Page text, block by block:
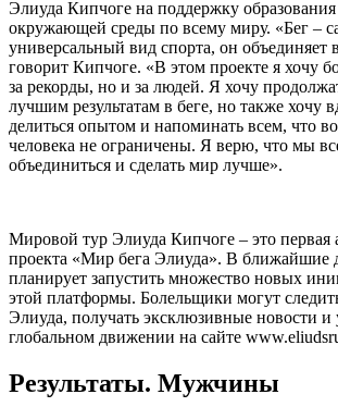
Элиуда Кипчоге на поддержку
окружающей среды по всему миру. «Бег –
универсальный вид спорта, он объединяет
говорит Кипчоге. «В этом проекте я хочу
за рекорды, но и за людей. Я хочу
лучшим результатам в беге, но также хочу
делиться опытом и напоминать всем, что
человека не ограничены. Я верю, что мы
объединиться и сделать мир лучше».
Мировой тур Элиуда Кипчоге – это первая
проекта «Мир бега Элиуда». В ближайшие
планирует запустить множество новых
этой платформы. Болельщики могут
Элиуда, получать эксклюзивные новости и
глобальном движении на сайте
Результаты. Мужчины